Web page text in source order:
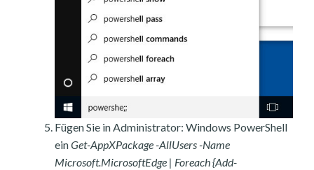
Fügen Sie in Administrator: Windows PowerShell
einGet-AppXPackage -AllUsers -Name
Microsoft.MicrosoftEdge | Foreach {Add-